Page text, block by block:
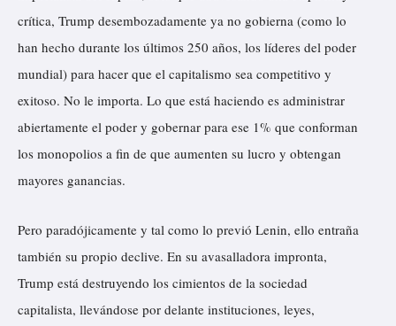
crítica, Trump desembozadamente ya no gobierna (como lo
han hecho durante los últimos 250 años, los líderes del poder
mundial) para hacer que el capitalismo sea competitivo y
exitoso. No le importa. Lo que está haciendo es administrar
abiertamente el poder y gobernar para ese 1% que conforman
los monopolios a fin de que aumenten su lucro y obtengan
mayores ganancias.
Pero paradójicamente y tal como lo previó Lenin, ello entraña
también su propio declive. En su avasalladora impronta,
Trump está destruyendo los cimientos de la sociedad
capitalista, llevándose por delante instituciones, leyes,